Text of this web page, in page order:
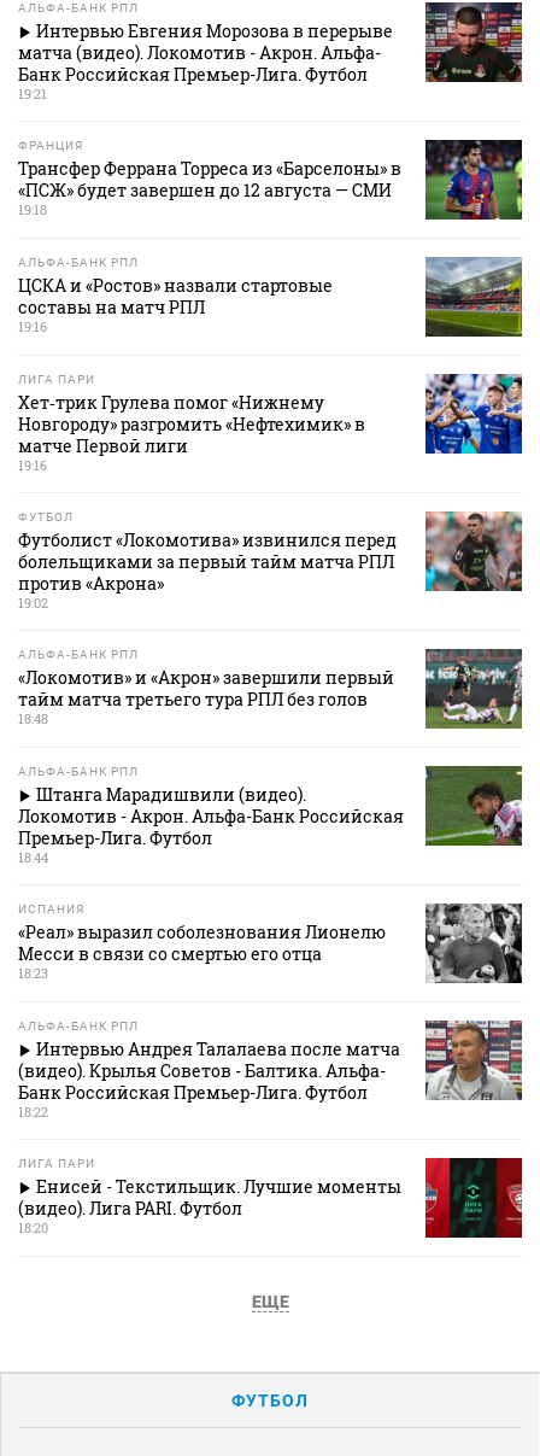
АЛЬФА-БАНК РПЛ
Интервью Евгения Морозова в перерыве
матча (видео). Локомотив - Акрон. Альфа-
Банк Российская Премьер-Лига. Футбол
19:21
ФРАНЦИЯ
Трансфер Феррана Торреса из «Барселоны» в
«ПСЖ» будет завершен до 12 августа — СМИ
19:18
АЛЬФА-БАНК РПЛ
ЦСКА и «Ростов» назвали стартовые
составы на матч РПЛ
19:16
ЛИГА ПАРИ
Хет‑трик Грулева помог «Нижнему
Новгороду» разгромить «Нефтехимик» в
матче Первой лиги
19:16
ФУТБОЛ
Футболист «Локомотива» извинился перед
болельщиками за первый тайм матча РПЛ
против «Акрона»
19:02
АЛЬФА-БАНК РПЛ
«Локомотив» и «Акрон» завершили первый
тайм матча третьего тура РПЛ без голов
18:48
АЛЬФА-БАНК РПЛ
Штанга Марадишвили (видео).
Локомотив - Акрон. Альфа-Банк Российская
Премьер-Лига. Футбол
18:44
ИСПАНИЯ
«Реал» выразил соболезнования Лионелю
Месси в связи со смертью его отца
18:23
АЛЬФА-БАНК РПЛ
Интервью Андрея Талалаева после матча
(видео). Крылья Советов - Балтика. Альфа-
Банк Российская Премьер-Лига. Футбол
18:22
ЛИГА ПАРИ
Енисей - Текстильщик. Лучшие моменты
(видео). Лига PARI. Футбол
18:20
ЕЩЕ
ФУТБОЛ